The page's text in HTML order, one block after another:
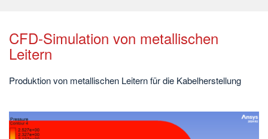
CFD-Simulation von metallischen
Leitern
Produktion von metallischen Leitern für die Kabelherstellung